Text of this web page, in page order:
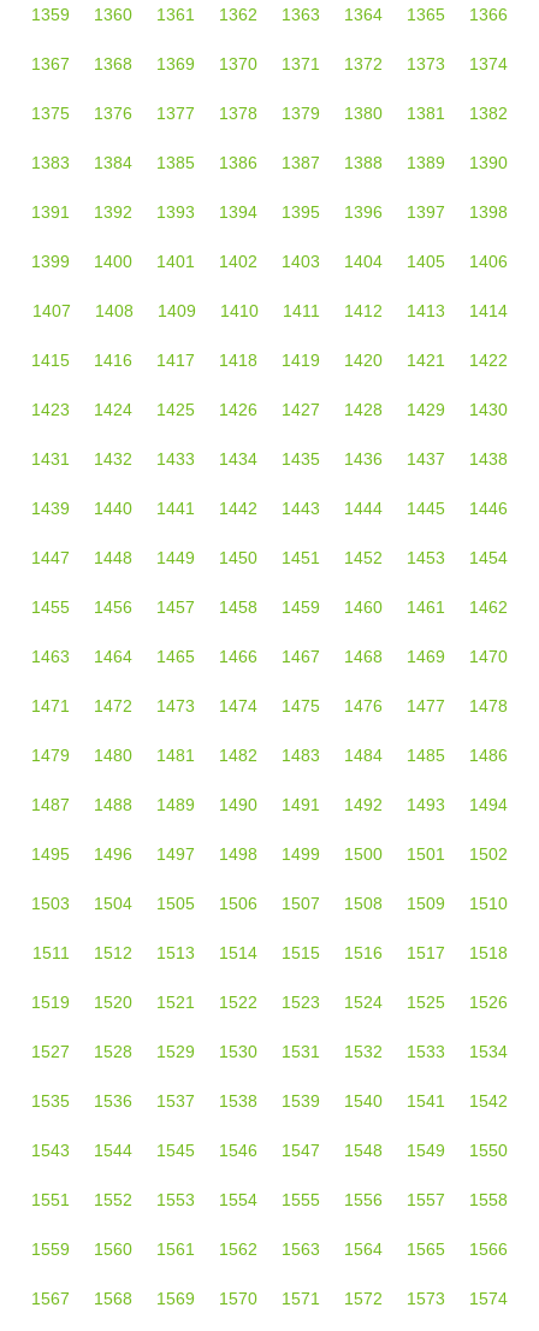
1359 1360 1361 1362 1363 1364 1365 1366
1367 1368 1369 1370 1371 1372 1373 1374
1375 1376 1377 1378 1379 1380 1381 1382
1383 1384 1385 1386 1387 1388 1389 1390
1391 1392 1393 1394 1395 1396 1397 1398
1399 1400 1401 1402 1403 1404 1405 1406
1407 1408 1409 1410 1411 1412 1413 1414
1415 1416 1417 1418 1419 1420 1421 1422
1423 1424 1425 1426 1427 1428 1429 1430
1431 1432 1433 1434 1435 1436 1437 1438
1439 1440 1441 1442 1443 1444 1445 1446
1447 1448 1449 1450 1451 1452 1453 1454
1455 1456 1457 1458 1459 1460 1461 1462
1463 1464 1465 1466 1467 1468 1469 1470
1471 1472 1473 1474 1475 1476 1477 1478
1479 1480 1481 1482 1483 1484 1485 1486
1487 1488 1489 1490 1491 1492 1493 1494
1495 1496 1497 1498 1499 1500 1501 1502
1503 1504 1505 1506 1507 1508 1509 1510
1511 1512 1513 1514 1515 1516 1517 1518
1519 1520 1521 1522 1523 1524 1525 1526
1527 1528 1529 1530 1531 1532 1533 1534
1535 1536 1537 1538 1539 1540 1541 1542
1543 1544 1545 1546 1547 1548 1549 1550
1551 1552 1553 1554 1555 1556 1557 1558
1559 1560 1561 1562 1563 1564 1565 1566
1567 1568 1569 1570 1571 1572 1573 1574